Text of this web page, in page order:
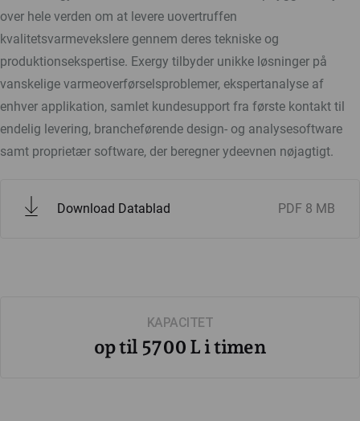
over hele verden om at levere uovertruffen
kvalitetsvarmevekslere gennem deres tekniske og
produktionsekspertise. Exergy tilbyder unikke løsninger på
vanskelige varmeoverførselsproblemer, ekspertanalyse af
enhver applikation, samlet kundesupport fra første kontakt til
endelig levering, brancheførende design- og analysesoftware
samt proprietær software, der beregner ydeevnen nøjagtigt.
Download Datablad PDF 8 MB
KAPACITET
op til 5700 L i timen